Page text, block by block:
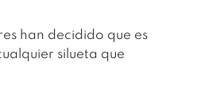
han decidido que es
silueta que